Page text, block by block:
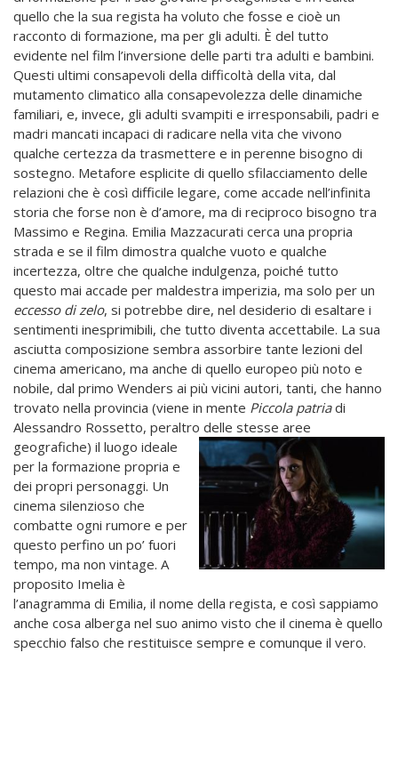
quello che la sua regista ha voluto che fosse e cioè un
racconto di formazione, ma per gli adulti. È del tutto
evidente nel film l’inversione delle parti tra adulti e bambini.
Questi ultimi consapevoli della difficoltà della vita, dal
mutamento climatico alla consapevolezza delle dinamiche
familiari, e, invece, gli adulti svampiti e irresponsabili, padri e
madri mancati incapaci di radicare nella vita che vivono
qualche certezza da trasmettere e in perenne bisogno di
sostegno. Metafore esplicite di quello sfilacciamento delle
relazioni che è così difficile legare, come accade nell’infinita
storia che forse non è d’amore, ma di reciproco bisogno tra
Massimo e Regina. Emilia Mazzacurati cerca una propria
strada e se il film dimostra qualche vuoto e qualche
incertezza, oltre che qualche indulgenza, poiché tutto
questo mai accade per maldestra imperizia, ma solo per un
eccesso di zelo, si potrebbe dire, nel desiderio di esaltare i
sentimenti inesprimibili, che tutto diventa accettabile. La sua
asciutta composizione sembra assorbire tante lezioni del
cinema americano, ma anche di quello europeo più noto e
nobile, dal primo Wenders ai più vicini autori, tanti, che hanno
trovato nella provincia (viene in mente Piccola patriadi
Alessandro Rossetto, peraltro delle stesse aree
geografiche) il luogo ideale
per la formazione propria e
dei propri personaggi. Un
cinema silenzioso che
combatte ogni rumore e per
questo perfino un po’ fuori
tempo, ma non vintage. A
proposito Imelia è
l’anagramma di Emilia, il nome della regista, e così sappiamo
anche cosa alberga nel suo animo visto che il cinema è quello
specchio falso che restituisce sempre e comunque il vero.